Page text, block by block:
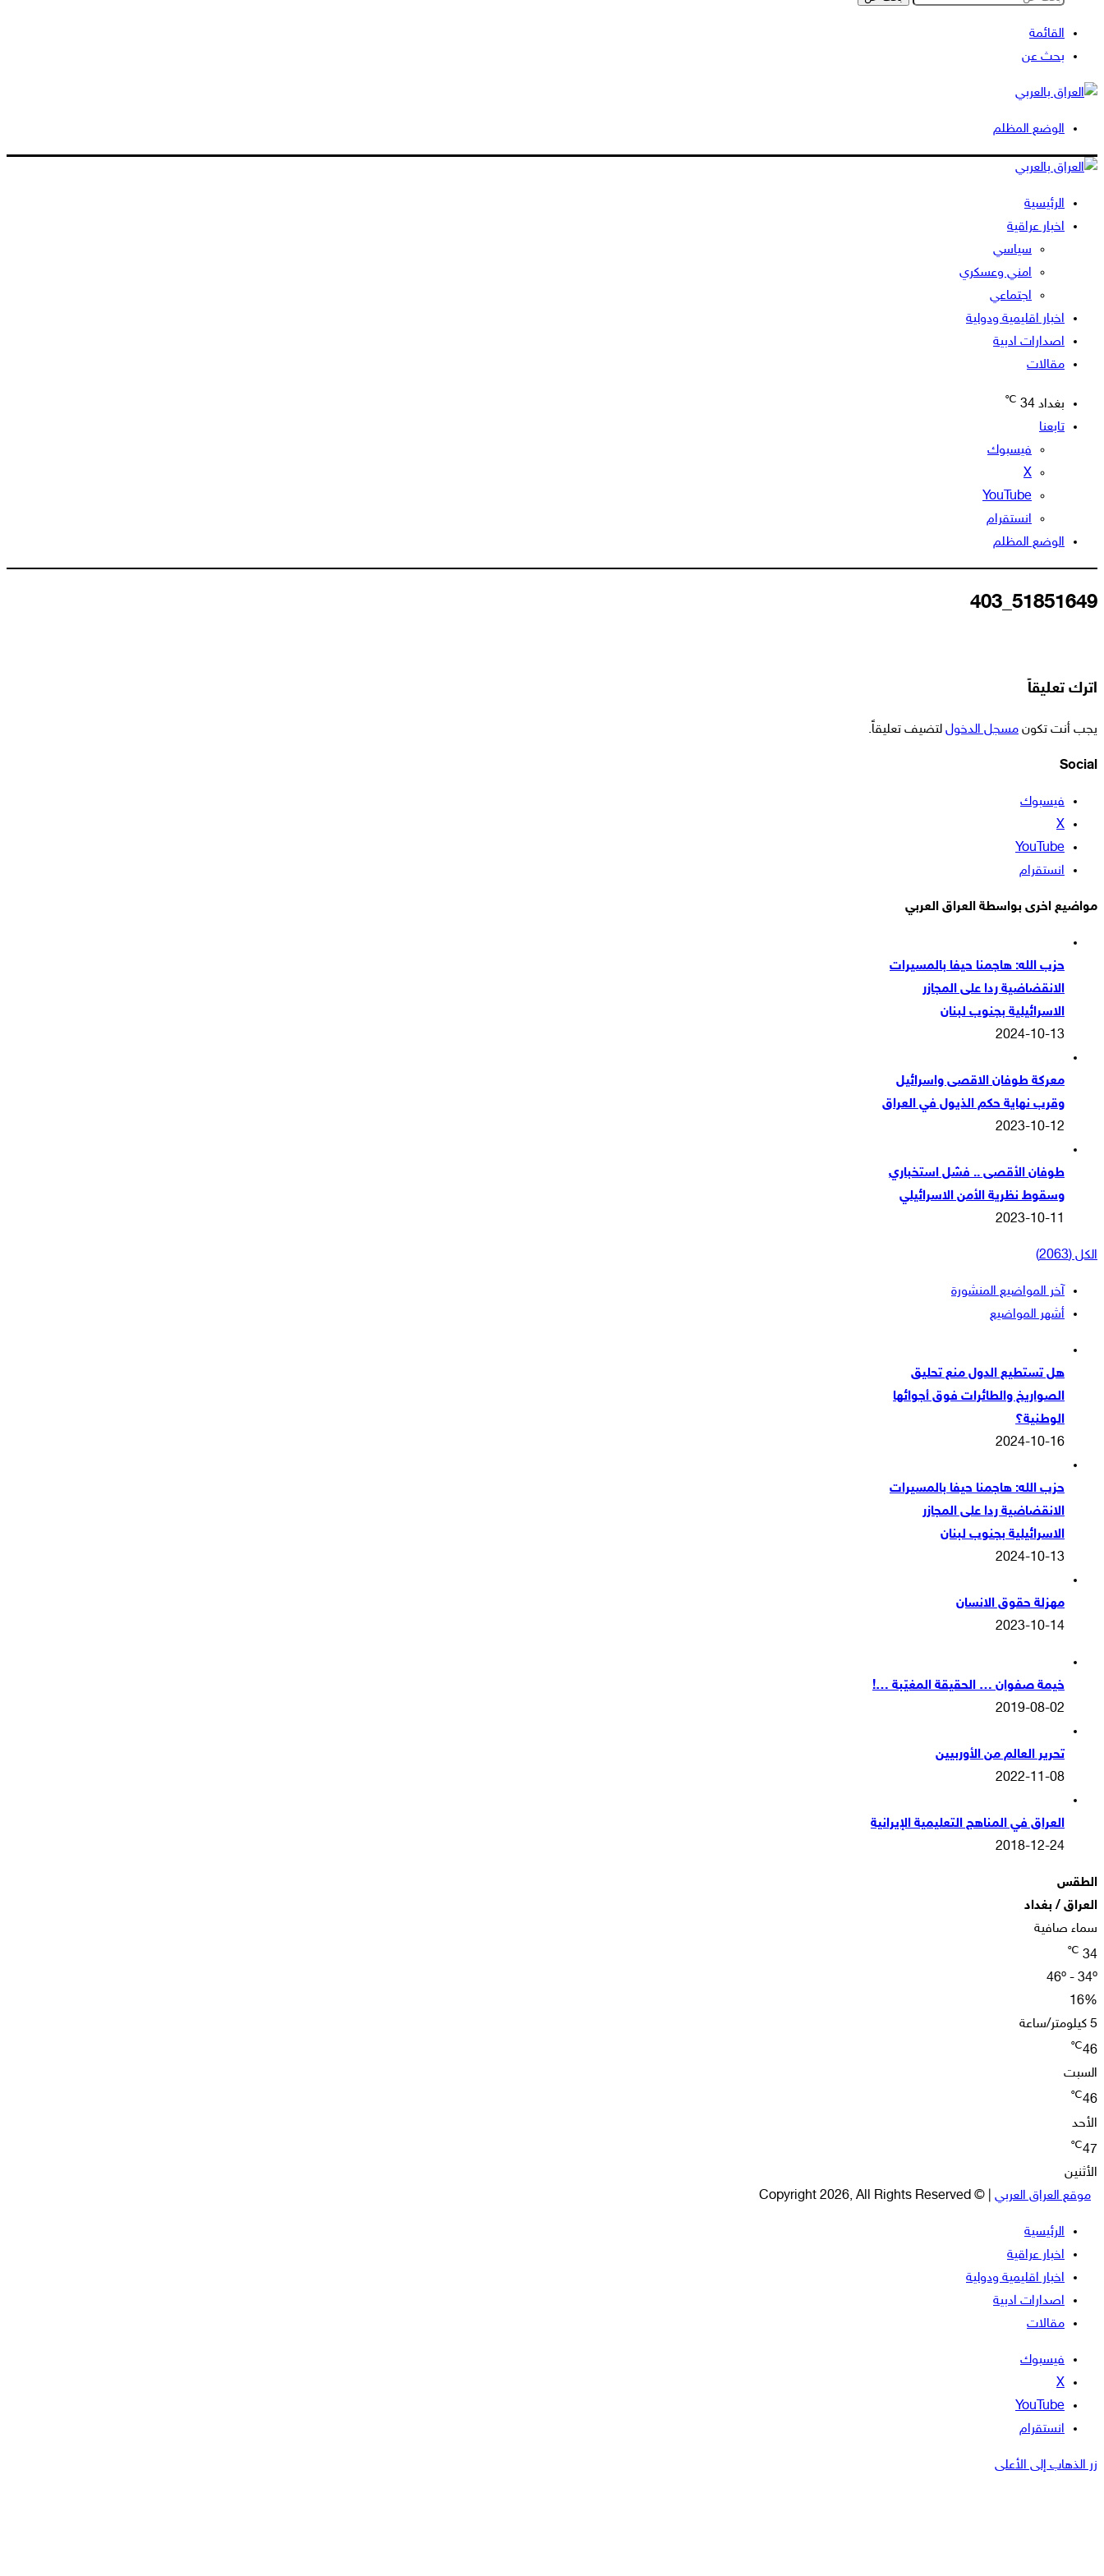
القائمة
بحث عن
الوضع المظلم
الرئيسية
اخبار عراقية
سياسي
امني وعسكري
اجتماعي
اخبار اقليمية ودولية
اصدارات ادبية
مقالات
بغداد 34
℃
تابعنا
فيسبوك
‫X
‫YouTube
انستقرام
الوضع المظلم
51851649_403
اترك تعليقاً
يجب أنت تكون مسجل الدخول لتضيف تعليقاً.
Social
فيسبوك
‫X
‫YouTube
انستقرام
مواضيع اخرى بواسطة العراق العربي
حزب الله: هاجمنا حيفا بالمسيرات
الانقضاضية ردا على المجازر
الاسرائيلية بجنوب لبنان
2024-10-13
معركة طوفان الاقصى واسرائيل
وقرب نهاية حكم الذيول في العراق
2023-10-12
طوفان الأقصى .. فشل استخباري
وسقوط نظرية الأمن الاسرائيلي
2023-10-11
الكل (2063)
آخر المواضيع المنشورة
أشهر المواضيع
هل تستطيع الدول منع تحليق
الصواريخ والطائرات فوق أجوائها
الوطنية؟
2024-10-16
حزب الله: هاجمنا حيفا بالمسيرات
الانقضاضية ردا على المجازر
الاسرائيلية بجنوب لبنان
2024-10-13
مهزلة حقوق الانسان
2023-10-14
خيمة صفوان … الحقيقة المغيّبة …!
2019-08-02
تحرير العالم من الأوربيين
2022-11-08
العراق في المناهج التعليمية الإيرانية
2018-12-24
الطقس
العراق / بغداد
سماء صافية
34
℃
46º - 34º
16%
5 كيلومتر/ساعة
46
℃
السبت
46
℃
الأحد
47
℃
الأثنين
موقع العراق العربي | © Copyright 2026, All Rights Reserved
الرئيسية
اخبار عراقية
اخبار اقليمية ودولية
اصدارات ادبية
مقالات
فيسبوك
‫X
‫YouTube
انستقرام
زر الذهاب إلى الأعلى